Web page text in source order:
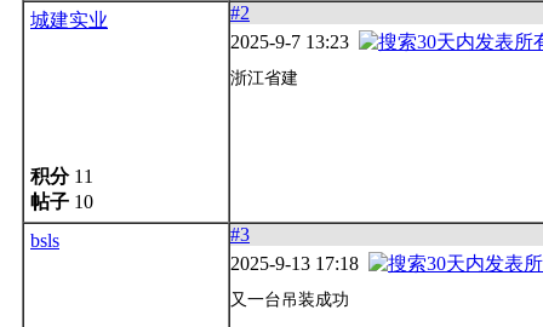
城建实业
积分11
帖子 10
#2
2025-9-7 13:23
浙江省建
bsls
#3
2025-9-13 17:18
又一台吊装成功